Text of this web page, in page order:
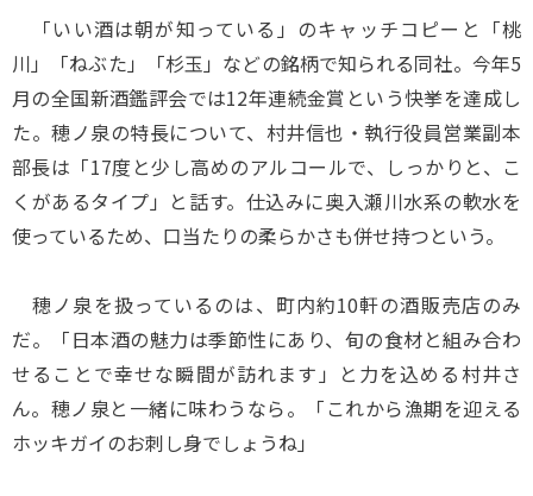
「いい酒は朝が知っている」のキャッチコピーと「桃
川」「ねぶた」「杉玉」などの銘柄で知られる同社。今年5
月の全国新酒鑑評会では12年連続金賞という快挙を達成し
た。穂ノ泉の特長について、村井信也・執行役員営業副本
部長は「17度と少し高めのアルコールで、しっかりと、こ
くがあるタイプ」と話す。仕込みに奥入瀬川水系の軟水を
使っているため、口当たりの柔らかさも併せ持つという。
穂ノ泉を扱っているのは、町内約10軒の酒販売店のみ
だ。「日本酒の魅力は季節性にあり、旬の食材と組み合わ
せることで幸せな瞬間が訪れます」と力を込める村井さ
ん。穂ノ泉と一緒に味わうなら。「これから漁期を迎える
ホッキガイのお刺し身でしょうね」